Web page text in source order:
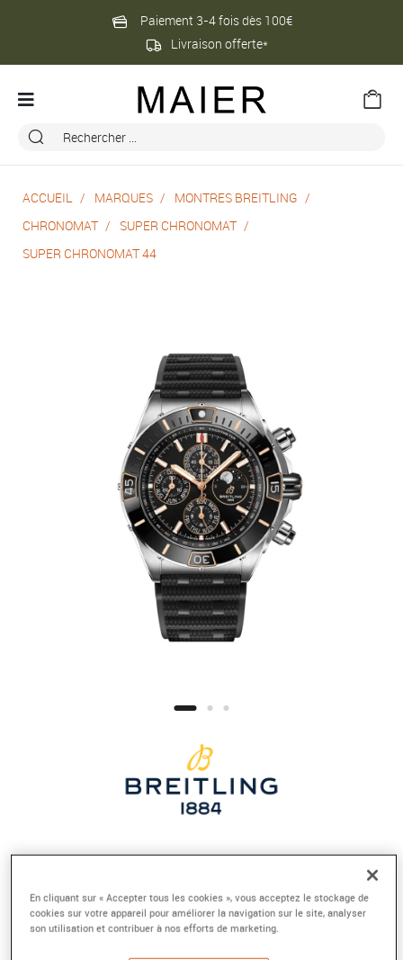
Paiement 3-4 fois dès 100€
Livraison offerte*
ACCUEIL MARQUES
MONTRES BREITLING
CHRONOMAT
SUPER CHRONOMAT
SUPER CHRONOMAT 44
Acier inoxydable et or rouge 18 carats, noir
Référence :I19320251B1S1
Collection :SUPER CHRONOMAT
En cliquant sur « Accepter tous les cookies », vous acceptez le stockage de
cookies sur votre appareil pour améliorer la navigation sur le site, analyser
son utilisation et contribuer à nos efforts de marketing.